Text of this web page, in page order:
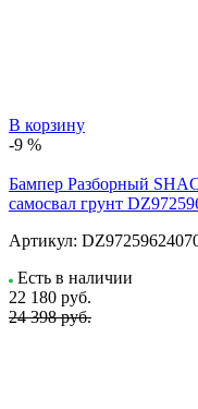
В корзину
-9 %
Бампер Разборный
самосвал грунт
Артикул:
Есть в наличии
22 180 руб.
24 398 руб.